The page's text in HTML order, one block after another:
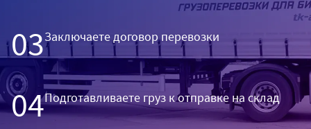
03Заключаете договор перевозки
04Подготавливаете груз к отправке на склад